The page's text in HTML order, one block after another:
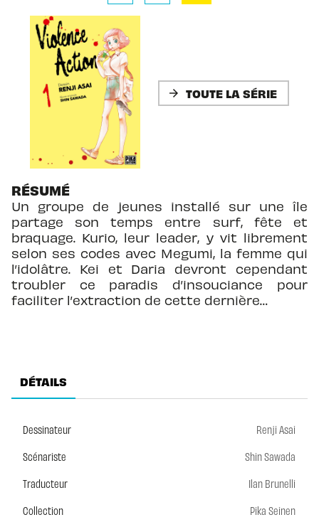
arrow_forward TOUTE LA SÉRIE
RÉSUMÉ
Un groupe de jeunes installé sur une île
partage son temps entre surf, fête et
braquage. Kurio, leur leader, y vit librement
selon ses codes avec Megumi, la femme qui
l’idolâtre. Kei et Daria devront cependant
troubler ce paradis d’insouciance pour
faciliter l’extraction de cette dernière…
DÉTAILS
Dessinateur
Renji Asai
Scénariste
Shin Sawada
Traducteur
Ilan Brunelli
Collection
Pika Seinen